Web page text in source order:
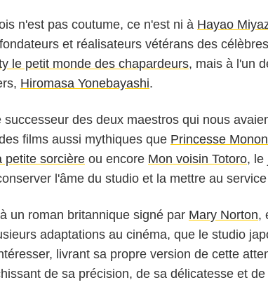
n'est pas coutume, ce n'est ni à Hayao
et réalisateurs vétérans des
le petit monde des chapardeurs, mais à l'un
Hiromasa Yonebayashi.
successeur des deux maestros qui nous
films aussi mythiques que Princesse
petite sorcière ou encore Mon voisin Totoro, le
l'âme du studio et la mettre au
un roman britannique signé par Mary Norton,
adaptations au cinéma, que le studio
livrant sa propre version de cette
de sa précision, de sa délicatesse et
Ghibli